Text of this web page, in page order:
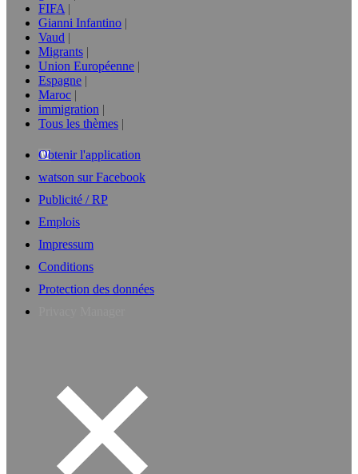
FIFA
Gianni Infantino
Vaud
Migrants
Union Européenne
Espagne
Maroc
immigration
Tous les thèmes
Obtenir l'application
watson sur Facebook
Publicité / RP
Emplois
Impressum
Conditions
Protection des données